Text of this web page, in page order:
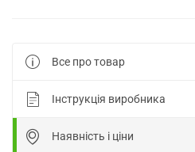
Все про товар
Інструкція виробника
Наявність і ціни